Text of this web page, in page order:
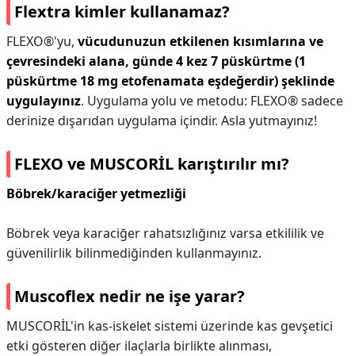
Flextra kimler kullanamaz?
FLEXO®'yu, vücudunuzun etkilenen kısımlarına ve
çevresindeki alana, günde 4 kez 7 püskürtme (1
püskürtme 18 mg etofenamata eşdeğerdir) şeklinde
uygulayınız. Uygulama yolu ve metodu: FLEXO® sadece
derinize dışarıdan uygulama içindir. Asla yutmayınız!
FLEXO ve MUSCORİL karıştırılır mı?
Böbrek/karaciğer yetmezliği
Böbrek veya karaciğer rahatsızlığınız varsa etkililik ve
güvenilirlik bilinmediğinden kullanmayınız.
Muscoflex nedir ne işe yarar?
MUSCORİL'in kas-iskelet sistemi üzerinde kas gevşetici
etki gösteren diğer ilaçlarla birlikte alınması,